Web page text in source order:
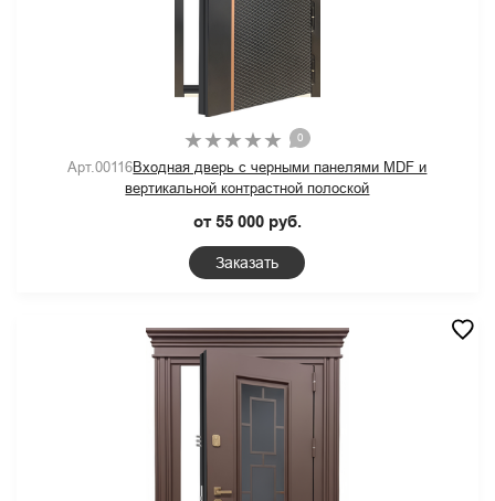
0
Арт.00116Входная дверь с черными панелями MDF и
вертикальной контрастной полоской
от 55 000 руб.
Заказать